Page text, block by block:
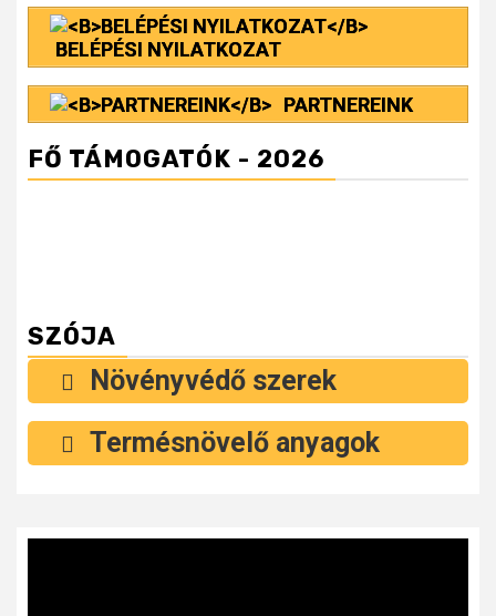
BELÉPÉSI NYILATKOZAT
PARTNEREINK
FŐ TÁMOGATÓK - 2026
SZÓJA
Növényvédő szerek
Termésnövelő anyagok